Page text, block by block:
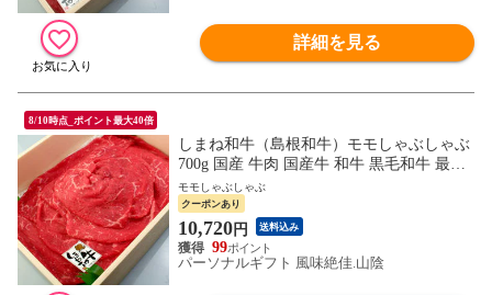
詳細を見る
8/10時点_ポイント最大40倍
しまね和牛（島根和牛）モモしゃぶしゃぶ
700g 国産 牛肉 国産牛 和牛 黒毛和牛 最高
級 特選 厳選 送料無料（北海道・沖縄を除
く）
モモしゃぶしゃぶ
クーポンあり
10,720円 送料込み
99
パーソナルギフト 風味絶佳.山陰